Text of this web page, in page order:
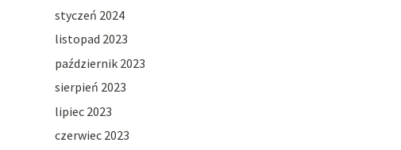
styczeń 2024
listopad 2023
październik 2023
sierpień 2023
lipiec 2023
czerwiec 2023